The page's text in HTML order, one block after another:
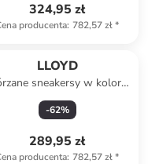
324,95 zł
producenta: 782,57 zł*
LLOYD
sneakersy w kolorze
jasnobrązowym
-62%
289,95 zł
producenta: 782,57 zł*